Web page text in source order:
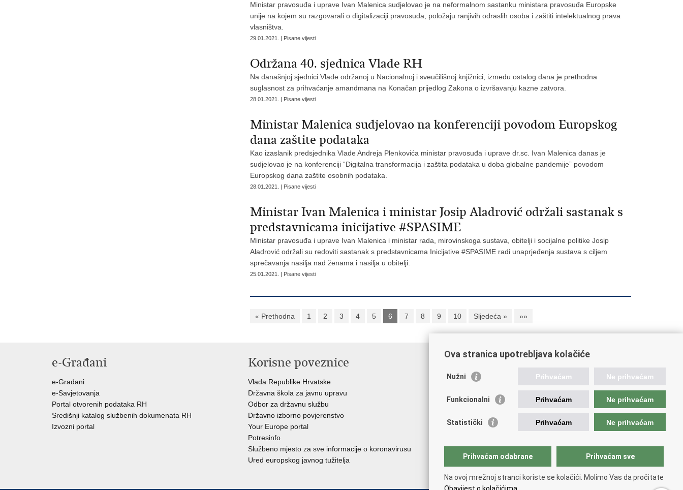
Ministar pravosuđa i uprave Ivan Malenica sudjelovao je na neformalnom sastanku ministara pravosuđa Europske
unije na kojem su razgovarali o digitalizaciji pravosuđa, položaju ranjivih odraslih osoba i zaštiti intelektualnog prava
vlasništva.
29.01.2021. | Pisane vijesti
Održana 40. sjednica Vlade RH
Na današnjoj sjednici Vlade održanoj u Nacionalnoj i sveučilišnoj knjižnici, između ostalog dana je prethodna
suglasnost za prihvaćanje amandmana na Konačan prijedlog Zakona o izvršavanju kazne zatvora.
28.01.2021. | Pisane vijesti
Ministar Malenica sudjelovao na konferenciji povodom Europskog
dana zaštite podataka
Kao izaslanik predsjednika Vlade Andreja Plenkovića ministar pravosuđa i uprave dr.sc. Ivan Malenica danas je
sudjelovao je na konferenciji “Digitalna transformacija i zaštita podataka u doba globalne pandemije” povodom
Europskog dana zaštite osobnih podataka.
28.01.2021. | Pisane vijesti
Ministar Ivan Malenica i ministar Josip Aladrović održali sastanak s
predstavnicama inicijative #SPASIME
Ministar pravosuđa i uprave Ivan Malenica i ministar rada, mirovinskoga sustava, obitelji i socijalne politike Josip
Aladrović održali su redoviti sastanak s predstavnicama Inicijative #SPASIME radi unaprjeđenja sustava s ciljem
sprečavanja nasilja nad ženama i nasilja u obitelji.
25.01.2021. | Pisane vijesti
« Prethodna 1 2 3 4 5 6 7 8 9 10 Sljedeća » »»
e-Građani
e-Građani
e-Savjetovanja
Portal otvorenih podataka RH
Središnji katalog službenih dokumenata RH
Izvozni portal
Korisne poveznice
Vlada Republike Hrvatske
Državna škola za javnu upravu
Odbor za državnu službu
Državno izborno povjerenstvo
Your Europe portal
Potresinfo
Službeno mjesto za sve informacije o koronavirusu
Ured europskog javnog tužitelja
Poveznice pravosudnog sustava
Portal sudova
Državno odvjetništvo
Ured za suzbijanje korupcije i organiziranog kriminaliteta
Državnoodvjetničko vijeće
Hrvatska odvjetnička komora
Hrvatska javnobilježnička komora
Ova stranica upotrebljava kolačiće
Nužni Prihvaćam Ne prihvaćam
Funkcionalni Prihvaćam Ne prihvaćam
Statistički Prihvaćam Ne prihvaćam
Prihvaćam odabrane Prihvaćam sve
Na ovoj mrežnoj stranci koriste se kolačići. Molimo Vas da pročitate